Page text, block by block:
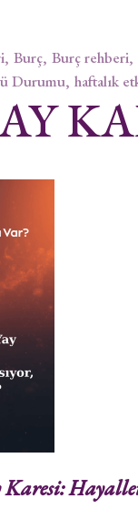
Burç Burç rehberi
Durumu haftalık
Karesi: